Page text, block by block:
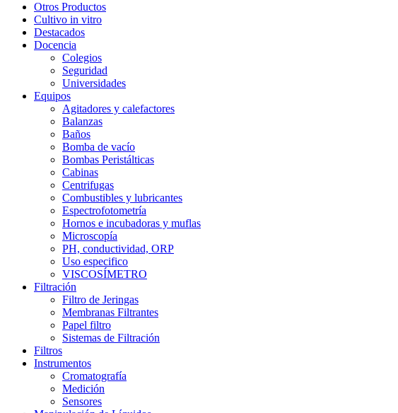
Otros Productos
Cultivo in vitro
Destacados
Docencia
Colegios
Seguridad
Universidades
Equipos
Agitadores y calefactores
Balanzas
Baños
Bomba de vacío
Bombas Peristálticas
Cabinas
Centrifugas
Combustibles y lubricantes
Espectrofotometría
Hornos e incubadoras y muflas
Microscopía
PH, conductividad, ORP
Uso especifico
VISCOSÍMETRO
Filtración
Filtro de Jeringas
Membranas Filtrantes
Papel filtro
Sistemas de Filtración
Filtros
Instrumentos
Cromatografía
Medición
Sensores